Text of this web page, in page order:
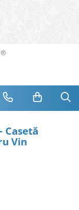
Casetă
Vin